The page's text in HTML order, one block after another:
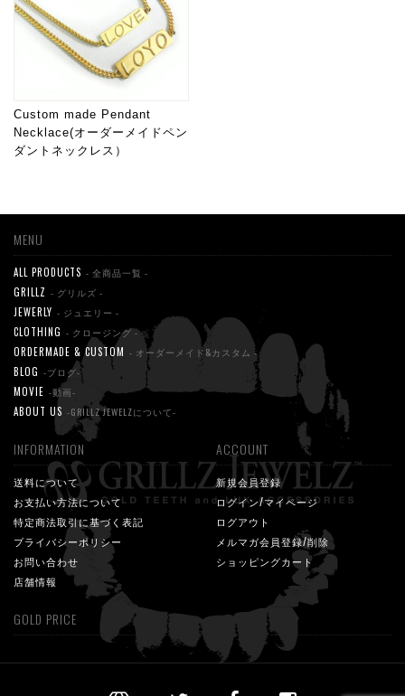
Custom made Pendant
Necklace(オーダーメイドペン
ダントネックレス）
MENU
ALL PRODUCTS - 全商品一覧 -
GRILLZ - グリルズ -
JEWERLY - ジュエリー -
CLOTHING - クロージング -
ORDERMADE & CUSTOM - オーダーメイド&カスタム -
BLOG -ブログ-
MOVIE -動画-
ABOUT US -GRILLZ JEWELZについて-
INFORMATION
送料について
お支払い方法について
特定商法取引に基づく表記
プライバシーポリシー
お問い合わせ
店舗情報
ACCOUNT
新規会員登録
ログイン/マイページ
ログアウト
メルマガ会員登録/削除
ショッピングカート
GOLD PRICE